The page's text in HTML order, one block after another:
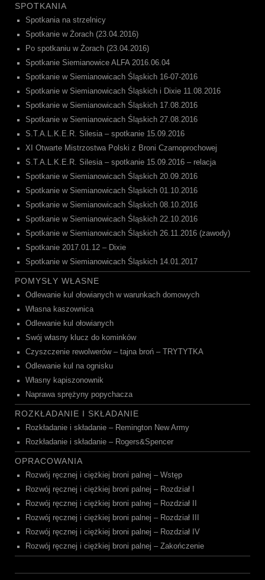
SPOTKANIA
Spotkania na strzelnicy
Spotkanie w Żorach (23.04.2016)
Po spotkaniu w Żorach (23.04.2016)
Spotkanie Siemianowice ALFA 2016.06.04
Spotkanie w Siemianowicach Śląskich 16-07-2016
Spotkanie w Siemianowicach Śląskich i Dixie 11.08.2016
Spotkanie w Siemianowicach Śląskich 17.08.2016
Spotkanie w Siemianowicach Śląskich 27.08.2016
S.T.A.L.K.E.R. Silesia – spotkanie 15.09.2016
XI Otwarte Mistrzostwa Polski z Broni Czarnoprochowej
S.T.A.L.K.E.R. Silesia – spotkanie 15.09.2016 – relacja
Spotkanie w Siemianowicach Śląskich 20.09.2016
Spotkanie w Siemianowicach Śląskich 01.10.2016
Spotkanie w Siemianowicach Śląskich 08.10.2016
Spotkanie w Siemianowicach Śląskich 22.10.2016
Spotkanie w Siemianowicach Śląskich 26.11.2016 (zawody)
Spotkanie 2017.01.12 – Dixie
Spotkanie w Siemianowicach Śląskich 14.01.2017
POMYSŁY WŁASNE
Odlewanie kul ołowianych w warunkach domowych
Własna kaszownica
Odlewanie kul ołowianych
Swój własny klucz do kominków
Czyszczenie rewolwerów – tajna broń – TRYTYTKA
Odlewanie kul na ognisku
Własny kapiszonownik
Naprawa sprężyny popychacza
ROZKŁADANIE I SKŁADANIE
Rozkładanie i składanie – Remington New Army
Rozkładanie i składanie – Rogers&Spencer
OPRACOWANIA
Rozwój ręcznej i ciężkiej broni palnej – Wstęp
Rozwój ręcznej i ciężkiej broni palnej – Rozdział I
Rozwój ręcznej i ciężkiej broni palnej – Rozdział II
Rozwój ręcznej i ciężkiej broni palnej – Rozdział III
Rozwój ręcznej i ciężkiej broni palnej – Rozdział IV
Rozwój ręcznej i ciężkiej broni palnej – Zakończenie